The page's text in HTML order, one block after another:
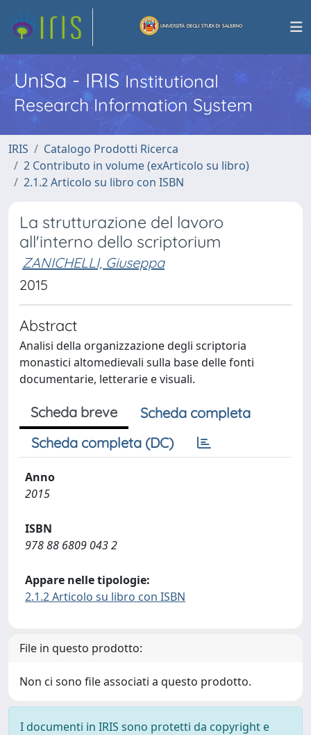
UniSa - IRISInstitutional
Research Information System
IRIS
Catalogo Prodotti Ricerca
2 Contributo in volume (exArticolo su libro)
2.1.2 Articolo su libro con ISBN
La strutturazione del lavoro
all'interno dello scriptorium
ZANICHELLI, Giuseppa
2015
Abstract
Analisi della organizzazione degli scriptoria
monastici altomedievali sulla base delle fonti
documentarie, letterarie e visuali.
Scheda breve
Scheda completa
Scheda completa (DC)
Anno
2015
ISBN
978 88 6809 043 2
Appare nelle tipologie:
2.1.2 Articolo su libro con ISBN
File in questo prodotto:
Non ci sono file associati a questo prodotto.
I documenti in IRIS sono protetti da copyright e